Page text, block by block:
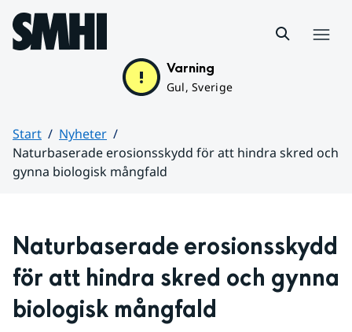
Hoppa till sidans innehåll
Varning
Gul, Sverige
Start
Nyheter
Naturbaserade erosionsskydd för att hindra skred och
gynna biologisk mångfald
Naturbaserade erosionsskydd
för att hindra skred och gynna
biologisk mångfald